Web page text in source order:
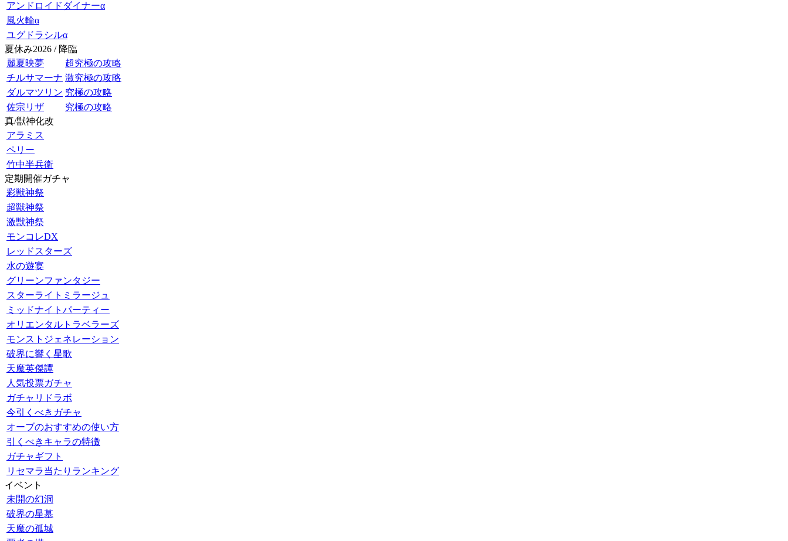
アンドロイドダイナーα
風火輪α
ユグドラシルα
夏休み2026 / 降臨
麗夏映夢
超究極の攻略
チルサマーナ 激究極の攻略
ダルマツリン 究極の攻略
佐宗リザ
究極の攻略
真/獣神化改
アラミス
ペリー
竹中半兵衛
定期開催ガチャ
彩獣神祭
超獣神祭
激獣神祭
モンコレDX
レッドスターズ
水の遊宴
グリーンファンタジー
スターライトミラージュ
ミッドナイトパーティー
オリエンタルトラベラーズ
モンストジェネレーション
破界に響く星歌
天魔英傑譚
人気投票ガチャ
ガチャリドラボ
今引くべきガチャ
オーブのおすすめの使い方
引くべきキャラの特徴
ガチャギフト
リセマラ当たりランキング
イベント
未開の幻洞
破界の星墓
天魔の孤城